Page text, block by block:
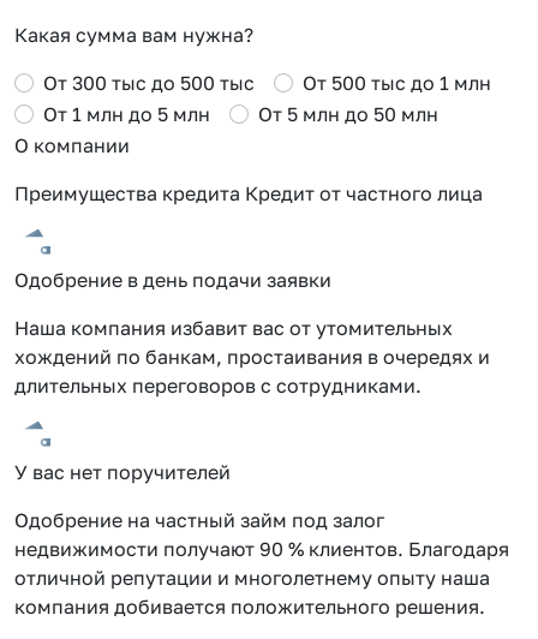
Какая сумма вам нужна?
От 300 тыс до 500 тыс
От 500 тыс до 1 млн
От 1 млн до 5 млн
От 5 млн до 50 млн
О компании
Преимущества кредита Кредит от частного лица
Одобрение в день подачи заявки
Наша компания избавит вас от утомительных
хождений по банкам, простаивания в очередях и
длительных переговоров с сотрудниками.
У вас нет поручителей
Одобрение на частный займ под залог
недвижимости получают 90 % клиентов. Благодаря
отличной репутации и многолетнему опыту наша
компания добивается положительного решения.